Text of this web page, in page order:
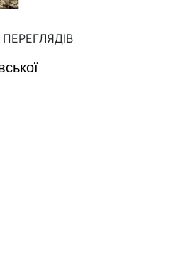
ПЕРЕГЛЯДІВ